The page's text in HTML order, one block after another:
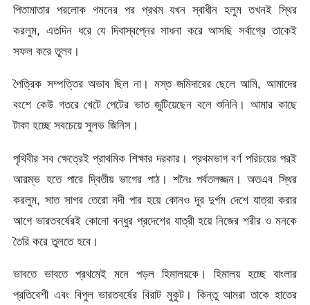
পিতামাতার পরলোক গমনের পর প্রথম যখন স্বাধীন হলুম তখনই স্থির
করলুম, এতদিন ধরে যে দিবাস্বপ্নের সাধনা করে আসছি সর্বাগ্রে তাকেই
সফল করে তুলব।
পৈত্রিক সম্পত্তির অভাব ছিল না। মস্ত জমিদারের ছেলে আমি, আমাদের
বংশে কেউ গতরে খেটে পেটের ভাত জুটিয়েছেন বলে শুনিনি। আমার কাছে
টাকা হচ্ছে সবচেয়ে সুলভ জিনিস।
পৃথিবীর সব ক্ষেত্রেই প্রাথমিক শিক্ষার দরকার। প্রথমভাগ বর্ণ পরিচয়ের পরই
আরম্ভ হতে পারে দ্বিতীয় ভাগের পাঠ। শনৈঃ পর্বতলজ্জন। অতএব স্থির
করলুম, সাত সাগর তেরো নদী পার হয়ে কোনও দূর দুর্গম দেশে যাত্রা করার
আগে ভারতবর্ষেরই কোনো বন্ধুর প্রদেশের যাত্রী হয়ে নিজের শরীর ও মনকে
তৈরি করে তুলতে হবে।
ভাবতে ভাবতে প্রথমেই মনে পড়ল হিমালয়কে। হিমালয় হচ্ছে বাংলার
প্রতিবেশী এবং বিপুল ভারতবর্ষের বিরাট মুকুট। কিন্তু আমরা তাকে হাতের